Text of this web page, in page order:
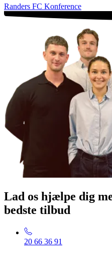
Randers FC Konference
Lad os hjælpe dig
bedste tilbud
20 66 36 91